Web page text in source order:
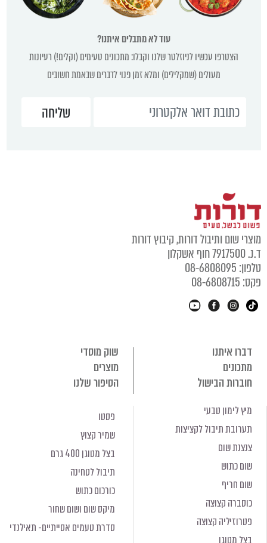
עוד לא מתבלים איתנו?
הצטרפו עכשיו לניוזלטר שלנו וקבלו: מתכונים טעימים (וקלים!) רעיונות
מעולים (שמקלילים) ומלא זמן פנוי לדברים שבאמת חשובים
מוצרי שום ותיבול דורות, קיבוץ דורות
ד.נ. 7917500 חוף אשקלון
טלפון: 08-6808095
פקס: 08-6808715
דברו איתנו
שוק מוסדי
מתכונים
מוצרים
חוברות הבישול
הסיפור שלנו
מיץ לימון טבעי
תערובת תיבול לקציצות
צנצנת שום
שום כתוש
שום חריף
כוסברה קצוצה
פטרוזיליה קצוצה
פסטו
שמיר קצוץ
בצל מטוגן 400 גרם
תיבול לטחינה
כורכום כתוש
מיקס שום ושום שחור
סדרת טעמים אסייתיים- תאילנדי